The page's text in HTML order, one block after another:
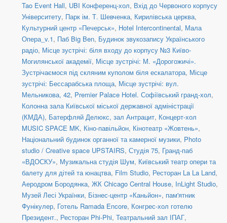
Tao Event Hall, UBI Конференц-хол, Вхід до Червоного корпусу
Університету, Парк ім. Т. Шевченка, Кирилівська церква,
Культурний центр «Печерськ», Hotel Intercontinental, Мала
Опера_v.1, Паб Big Ben, Будинок звукозапису Українського
радіо, Місце зустрічі: біля входу до корпусу №3 Київо-
Могилянської академії, Місце зустрічі: М. «Дорогожичі».
Зустрічаємося під скляним куполом біля ескалатора, Місце
зустрічі: Бессарабська площа, Місце зустрічі: вул.
Мельникова, 42, Premier Palace Hotel. Софіївський гранд-хол,
Колонна зала Київської міської державної адміністрації
(КМДА), Батерфляй Делюкс, зал Антрацит, Концерт-хол
MUSIC SPACE MK, Кіно-павільйон, Кінотеатр «Жовтень»,
Національний будинок органної та камерної музики, Photo
studio / Creative space UPSTAIRS, Студія 75, Гранд-паб
«ВДОСКУ», Музикальна студія Шум, Київський театр опери та
балету для дітей та юнацтва, Film Studio, Ресторан La La Land,
Аеродром Бородянка, ЖК Chicago Central House, InLight Studio,
Музей Лесі Українки, Бізнес-центр «Каньйон», пам'ятник
Фунікулер, Готель Ramada Encore, Конгрес-хол готелю
Президент., Ресторан Phi-Phi, Театральний зал ІПАГ,